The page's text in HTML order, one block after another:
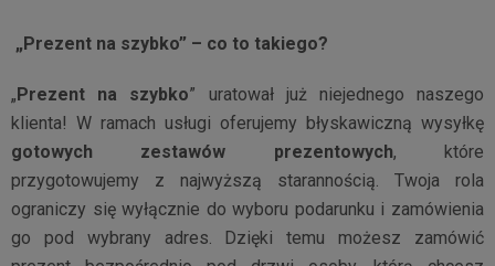
„Prezent na szybko” – co to takiego?
„Prezent na szybko” uratował już niejednego naszego
klienta! W ramach usługi oferujemy błyskawiczną wysyłkę
gotowych zestawów prezentowych, które
przygotowujemy z najwyższą starannością. Twoja rola
ograniczy się wyłącznie do wyboru podarunku i zamówienia
go pod wybrany adres. Dzięki temu możesz zamówić